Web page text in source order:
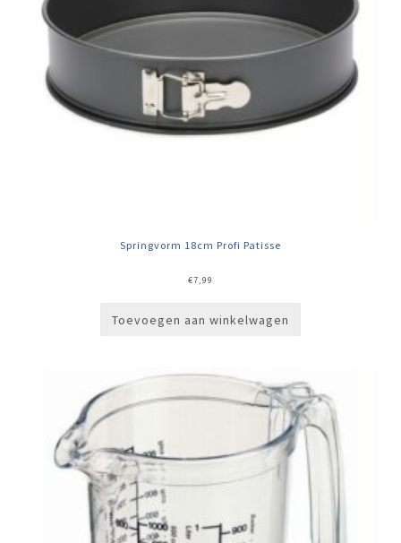
Springvorm 18cm Profi Patisse
€7,99
Toevoegen aan winkelwagen